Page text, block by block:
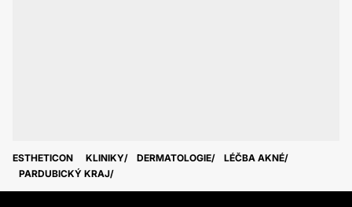
ESTHETICON KLINIKY DERMATOLOGIE
LÉČBA AKNÉ
PARDUBICKÝ KRAJ